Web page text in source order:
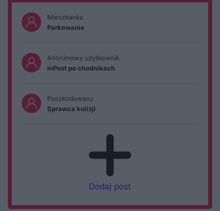
Mieszkanka
Parkowanie
Anonimowy użytkownik
InPost po chodnikach
Poszkodowany
Sprawca kolizji
Dodaj post